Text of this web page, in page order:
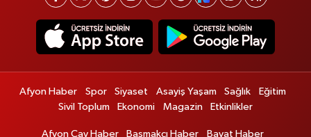
Afyon Haber Spor Siyaset Asayiş Yaşam Sağlık
Eğitim
Sivil Toplum
Ekonomi Magazin Etkinlikler
Afyon Çay Haber Başmakçı Haber Bayat Haber